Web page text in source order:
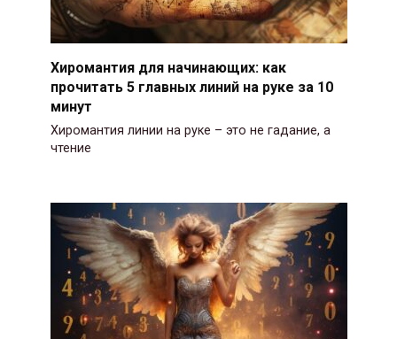
Хиромантия для начинающих: как
прочитать 5 главных линий на руке за 10
минут
Хиромантия линии на руке – это не гадание, а
чтение